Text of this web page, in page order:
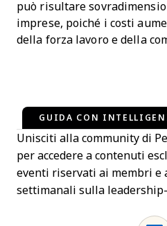
può risultare
imprese, poiché i costi
della forza lavoro e della
GUIDA CON
Unisciti alla community di
per accedere a contenuti
eventi riservati ai membri e
settimanali sulla